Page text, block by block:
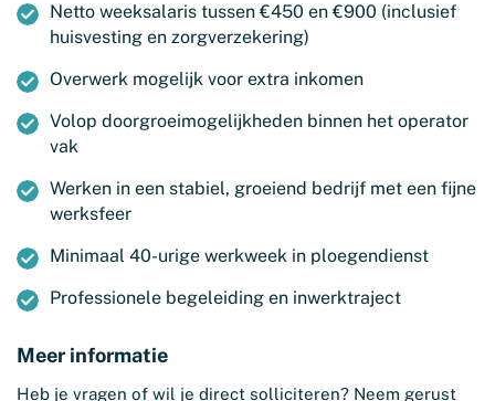
Netto weeksalaris tussen €450 en €900 (inclusief
huisvesting en zorgverzekering)
Overwerk mogelijk voor extra inkomen
Volop doorgroeimogelijkheden binnen het operator
vak
Werken in een stabiel, groeiend bedrijf met een fijne
werksfeer
Minimaal 40-urige werkweek in ploegendienst
Professionele begeleiding en inwerktraject
Meer informatie
Heb je vragen of wil je direct solliciteren? Neem gerust